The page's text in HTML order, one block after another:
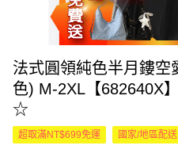
法式圓領純色半月鏤空
色) M-2XL【682640X
☆
超取滿NT$699免運 國家/地區配送